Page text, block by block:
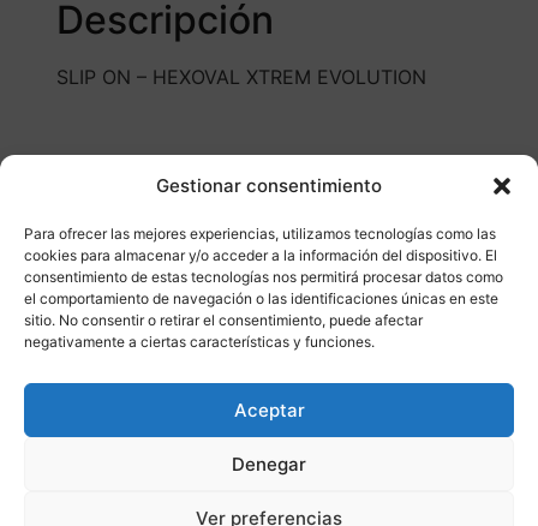
Gestionar consentimiento
Para ofrecer las mejores experiencias, utilizamos tecnologías como las
cookies para almacenar y/o acceder a la información del dispositivo. El
consentimiento de estas tecnologías nos permitirá procesar datos como
el comportamiento de navegación o las identificaciones únicas en este
sitio. No consentir o retirar el consentimiento, puede afectar
negativamente a ciertas características y funciones.
Aceptar
Denegar
Ver preferencias
Descripción
SLIP ON – HEXOVAL XTREM EVOLUTION
Otros productos